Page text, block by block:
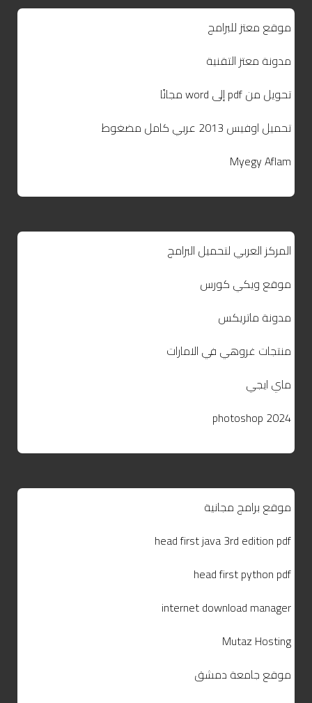
موقع معتز للبرامج
مدونة معتز التقنية
تحويل من pdf إلى word مجانًا
تحميل اوفيس 2013 عربي كامل مضغوط
Myegy Aflam
المركز العربي لتحميل البرامج
موقع ويكي كورس
مدونة ماتريكس
منتجات غروهي في الامارات
ماي ايجي
photoshop 2024
موقع برامج مجانية
head first java 3rd edition pdf
head first python pdf
internet download manager
Mutaz Hosting
موقع جامعة دمشق